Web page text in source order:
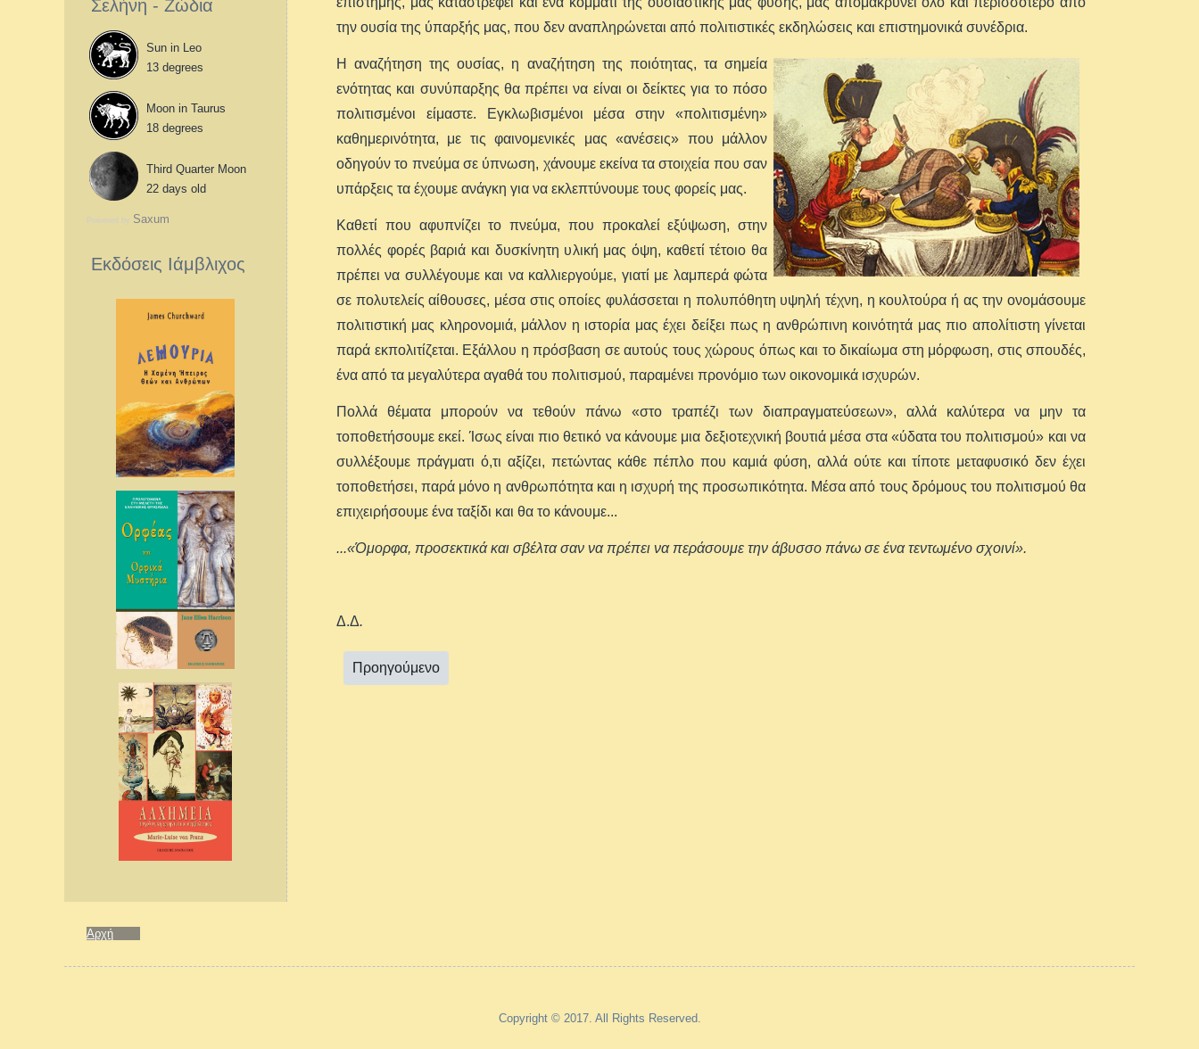
Σελήνη - Ζώδια
Sun in Leo
13 degrees
Moon in Taurus
18 degrees
Third Quarter Moon
22 days old
Powered by Saxum
Εκδόσεις Ιάμβλιχος
την ουσία της ύπαρξής μας, που δεν αναπληρώνεται από πολιτιστικές εκδηλώσεις και επιστημονικά συνέδρια.
Η αναζήτηση της ουσίας, η αναζήτηση της ποιότητας, τα σημεία
ενότητας και συνύπαρξης θα πρέπει να είναι οι δείκτες για το πόσο
πολιτισμένοι είμαστε. Εγκλωβισμένοι μέσα στην «πολιτισμένη»
καθημερινότητα, με τις φαινομενικές μας «ανέσεις» που μάλλον
οδηγούν το πνεύμα σε ύπνωση, χάνουμε εκείνα τα στοιχεία που σαν
υπάρξεις τα έχουμε ανάγκη για να εκλεπτύνουμε τους φορείς μας.
Καθετί που αφυπνίζει το πνεύμα, που προκαλεί εξύψωση, στην
πολλές φορές βαριά και δυσκίνητη υλική μας όψη, καθετί τέτοιο θα
πρέπει να συλλέγουμε και να καλλιεργούμε, γιατί με λαμπερά φώτα
σε πολυτελείς αίθουσες, μέσα στις οποίες φυλάσσεται η πολυπόθητη υψηλή τέχνη, η κουλτούρα ή ας την ονομάσουμε
πολιτιστική μας κληρονομιά, μάλλον η ιστορία μας έχει δείξει πως η ανθρώπινη κοινότητά μας πιο απολίτιστη γίνεται
παρά εκπολιτίζεται. Εξάλλου η πρόσβαση σε αυτούς τους χώρους όπως και το δικαίωμα στη μόρφωση, στις σπουδές,
ένα από τα μεγαλύτερα αγαθά του πολιτισμού, παραμένει προνόμιο των οικονομικά ισχυρών.
Πολλά θέματα μπορούν να τεθούν πάνω «στο τραπέζι των διαπραγματεύσεων», αλλά καλύτερα να μην τα
τοποθετήσουμε εκεί. Ίσως είναι πιο θετικό να κάνουμε μια δεξιοτεχνική βουτιά μέσα στα «ύδατα του πολιτισμού» και να
συλλέξουμε πράγματι ό,τι αξίζει, πετώντας κάθε πέπλο που καμιά φύση, αλλά ούτε και τίποτε μεταφυσικό δεν έχει
τοποθετήσει, παρά μόνο η ανθρωπότητα και η ισχυρή της προσωπικότητα. Μέσα από τους δρόμους του πολιτισμού θα
επιχειρήσουμε ένα ταξίδι και θα το κάνουμε...
...«Όμορφα, προσεκτικά και σβέλτα σαν να πρέπει να περάσουμε την άβυσσο πάνω σε ένα τεντωμένο σχοινί».
Δ.Δ.
Προηγούμενο
Αρχή
Copyright © 2017. All Rights Reserved.